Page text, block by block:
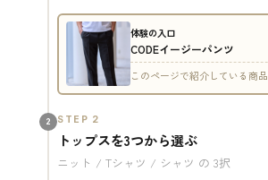
体験の入口
CODEイージーパンツ
このページで紹介している商品
2 STEP 2
トップスを3つから選ぶ
ニット / Tシャツ / シャツ の 3択